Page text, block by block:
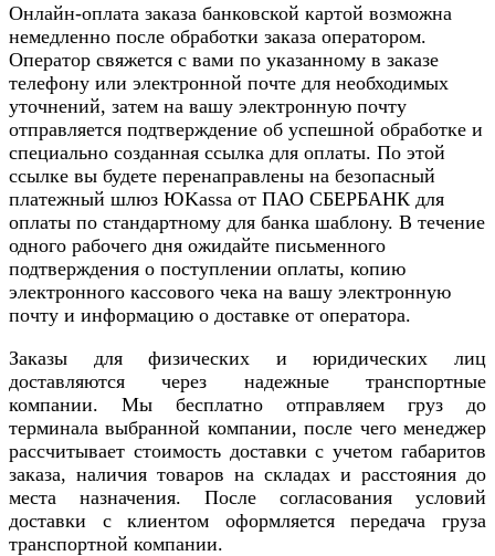
Онлайн-оплата заказа банковской картой возможна
немедленно после обработки заказа оператором.
Оператор свяжется с вами по указанному в заказе
телефону или электронной почте для необходимых
уточнений, затем на вашу электронную почту
отправляется подтверждение об успешной обработке и
специально созданная ссылка для оплаты. По этой
ссылке вы будете перенаправлены на безопасный
платежный шлюз ЮKassa от ПАО СБЕРБАНК для
оплаты по стандартному для банка шаблону. В течение
одного рабочего дня ожидайте письменного
подтверждения о поступлении оплаты, копию
электронного кассового чека на вашу электронную
почту и информацию о доставке от оператора.
Заказы для физических и юридических лиц
доставляются через надежные транспортные
компании. Мы бесплатно отправляем груз до
терминала выбранной компании, после чего менеджер
рассчитывает стоимость доставки с учетом габаритов
заказа, наличия товаров на складах и расстояния до
места назначения. После согласования условий
доставки с клиентом оформляется передача груза
транспортной компании.